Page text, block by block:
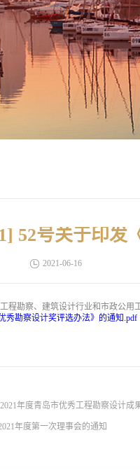
2021-06-16
秀勘察设计奖评选办法》的通知.pdf
年度青岛市优秀工程勘察设计成
年度第一次理事会的通知